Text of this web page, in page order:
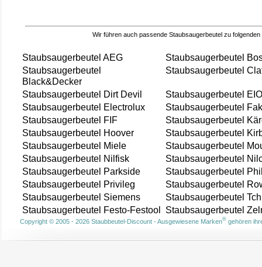
Wir führen auch passende Staubsaugerbeutel zu folgenden
Staubsaugerbeutel AEG
Staubsaugerbeutel
Staubsaugerbeutel
Black&Decker
Staubsaugerbeutel
Staubsaugerbeutel Dirt Devil
Staubsaugerbeutel
Staubsaugerbeutel Electrolux
Staubsaugerbeutel
Staubsaugerbeutel FIF
Staubsaugerbeutel
Staubsaugerbeutel Hoover
Staubsaugerbeutel
Staubsaugerbeutel Miele
Staubsaugerbeutel
Staubsaugerbeutel Nilfisk
Staubsaugerbeutel
Staubsaugerbeutel Parkside
Staubsaugerbeutel
Staubsaugerbeutel Privileg
Staubsaugerbeutel
Staubsaugerbeutel Siemens
Staubsaugerbeutel
Staubsaugerbeutel Festo-Festool
Staubsaugerbeutel
Copyright © 2005 - 2026 Staubbeutel-Discount - Ausgewiesene Marken®gehören